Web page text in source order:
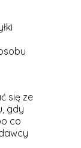
się ze
gdy
co